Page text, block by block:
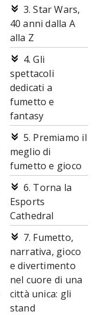
3. Star Wars,
40 anni dalla A
alla Z
4. Gli
spettacoli
dedicati a
fumetto e
fantasy
5. Premiamo il
meglio di
fumetto e gioco
6. Torna la
Esports
Cathedral
7. Fumetto,
narrativa, gioco
e divertimento
nel cuore di una
città unica: gli
stand